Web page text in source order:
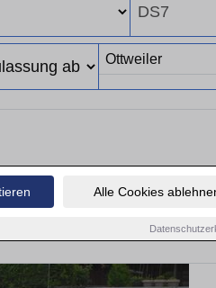
Alle Cookies
Finden Sie in Ottweiler Ihren
DS7 Gebrauchtwagen?
und Preisklassen von